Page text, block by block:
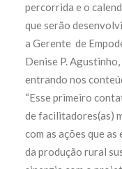
percorrida e o
que serão
a Gerente de
Denise P.
entrando nos
“Esse primeiro
de facilitadores(as)
com as ações que
da produção rural